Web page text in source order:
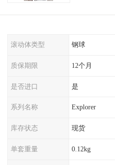
滚动体类型 钢球
质保期限 12个月
是否进口 是
系列名称 Explorer
库存状态 现货
单套重量 0.12kg